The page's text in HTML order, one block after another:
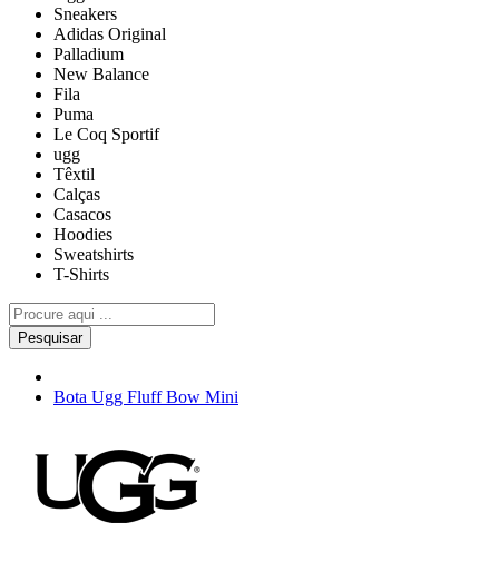
Sneakers
Adidas Original
Palladium
New Balance
Fila
Puma
Le Coq Sportif
ugg
Têxtil
Calças
Casacos
Hoodies
Sweatshirts
T-Shirts
Pesquisar
Bota Ugg Fluff Bow Mini